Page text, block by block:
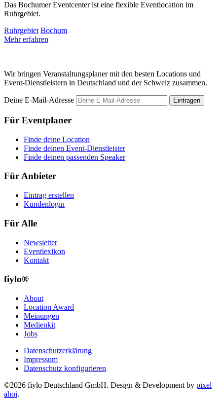
Das Bochumer Eventcenter ist eine flexible Eventlocation im
Ruhrgebiet.
Ruhrgebiet Bochum
Mehr erfahren
Wir bringen Veranstaltungsplaner mit den besten Locations und
Event-Dienstleistern in Deutschland und der Schweiz zusammen.
Deine E-Mail-Adresse Eintragen
Für Eventplaner
Finde deine Location
Finde deinen Event-Dienstleister
Finde deinen passenden Speaker
Für Anbieter
Eintrag erstellen
Kundenlogin
Für Alle
Newsletter
Eventlexikon
Kontakt
fiylo®
About
Location Award
Meinungen
Medienkit
Jobs
Datenschutzerklärung
Impressum
Datenschutz konfigurieren
©2026 fiylo Deutschland GmbH. Design & Development by pixel
ahoi.